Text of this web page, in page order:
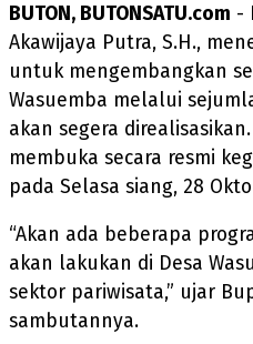
BUTON, BUTONSATU.com -
Akawijaya Putra, S.H.,
untuk mengembangkan
Wasuemba melalui
akan segera
membuka secara resmi
pada Selasa siang, 28
“Akan ada beberapa
akan lakukan di Desa
sektor pariwisata,” ujar
sambutannya.